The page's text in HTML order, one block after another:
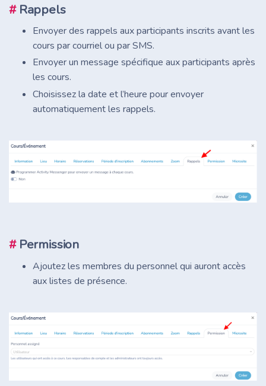
# Rappels
Envoyer des rappels aux participants inscrits avant les
cours par courriel ou par SMS.
Envoyer un message spécifique aux participants après
les cours.
Choisissez la date et l’heure pour envoyer
automatiquement les rappels.
# Permission
Ajoutez les membres du personnel qui auront accès
aux listes de présence.